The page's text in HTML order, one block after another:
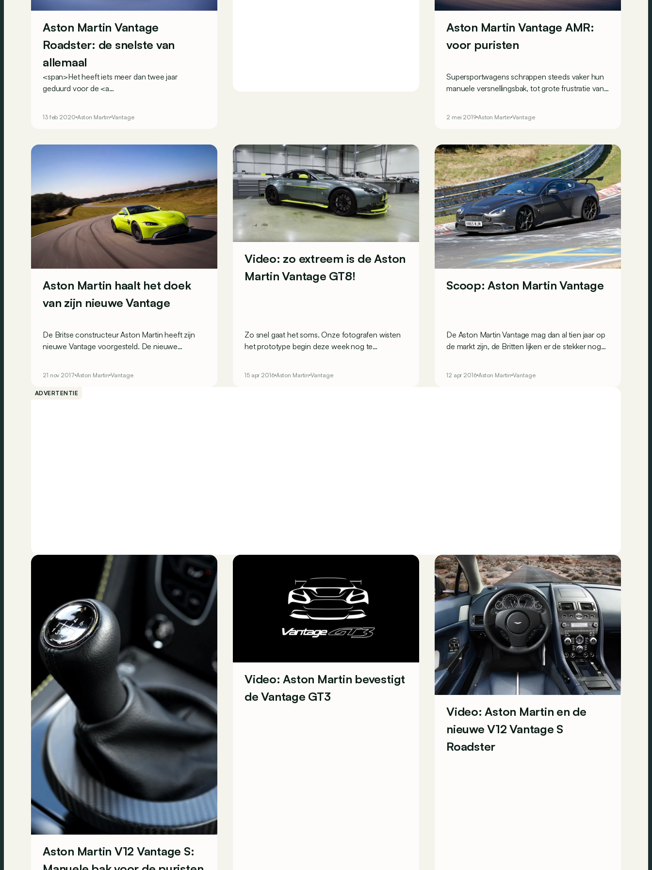
Aston Martin Vantage
Roadster: de snelste van
allemaal
<span>Het heeft iets meer dan twee jaar
geduurd voor de <a
vantage">Aston Martin Vantage coupé</a> een
voorbij. En hoe: zijn stoffen kap opent in een
13 feb 2020 Aston Martin Vantage
Aston Martin Vantage AMR:
voor puristen
Supersportwagens schrappen steeds vaker hun
manuele versnellingsbak, tot grote frustratie van
AMR, die zijn 510 pk “op de ouderwetse manier”
2 mei 2019 Aston Martin Vantage
Aston Martin haalt het doek
van zijn nieuwe Vantage
De Britse constructeur Aston Martin heeft zijn
nieuwe Vantage voorgesteld. De nieuwe
21 nov 2017 Aston Martin Vantage
Video: zo extreem is de Aston
Martin Vantage GT8!
Zo snel gaat het soms. Onze fotografen wisten
het prototype begin deze week nog te
van de Vantage GT8.
15 apr 2016 Aston Martin Vantage
Scoop: Aston Martin Vantage
De Aston Martin Vantage mag dan al tien jaar op
de markt zijn, de Britten lijken er de stekker nog
scherpere versie die de concurrentie aangaat
12 apr 2016 Aston Martin Vantage
ADVERTENTIE
Aston Martin V12 Vantage S:
Video: Aston Martin bevestigt
de Vantage GT3
Video: Aston Martin en de
nieuwe V12 Vantage S
Roadster